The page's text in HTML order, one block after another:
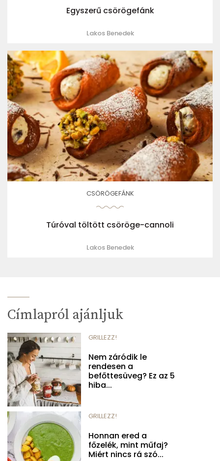
Egyszerű csörögefánk
Lakos Benedek
CSÖRÖGEFÁNK
Túróval töltött csöröge-cannoli
Lakos Benedek
Címlapról ajánljuk
GRILLEZZ!
Nem záródik le
rendesen a
befőttesüveg? Ez az 5
hiba...
GRILLEZZ!
Honnan ered a
főzelék, mint műfaj?
Miért nincs rá szó...